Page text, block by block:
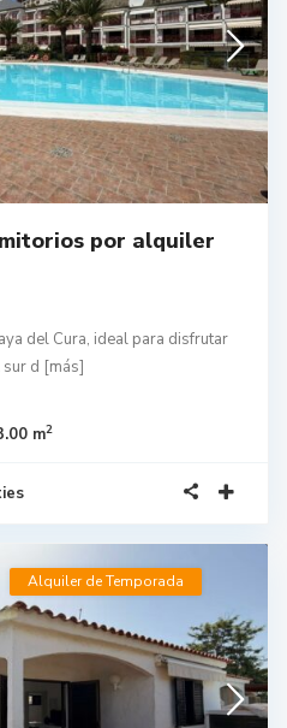
por alquiler
del Cura, ideal para disfrutar
d [más]
m2
Alquiler de Temporada